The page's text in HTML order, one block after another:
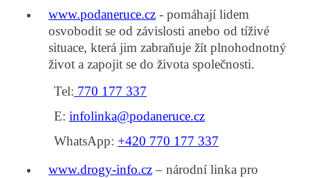
www.podaneruce.cz - pomáhají lidem
osvobodit se od závislosti anebo od tíživé
situace, která jim zabraňuje žít plnohodnotný
život a zapojit se do života společnosti.
Tel: 770 177 337
E: infolinka@podaneruce.cz
WhatsApp: +420 770 177 337
www.drogy-info.cz – národní linka pro